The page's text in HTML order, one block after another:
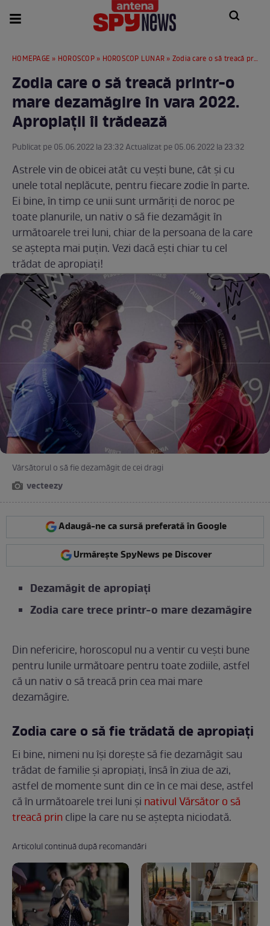
HOMEPAGE » HOROSCOP» HOROSCOP LUNAR » Zodia care o să treacă printr-o mare dezamăgire în vara 2022. Apropiații îi trădează
Zodia care o să treacă printr-o
mare dezamăgire în vara 2022.
Apropiații îi trădează
Publicat pe 05.06.2022 la 23:32 Actualizat pe 05.06.2022 la 23:32
Astrele vin de obicei atât cu vești bune, cât și cu
unele total neplăcute, pentru fiecare zodie în parte.
Ei bine, în timp ce unii sunt urmăriți de noroc pe
toate planurile, un nativ o să fie dezamăgit în
următoarele trei luni, chiar de la persoana de la care
se aștepta mai puțin. Vezi dacă ești chiar tu cel
trădat de apropiați!
Vârsătorul o să fie dezamăgit de cei dragi
vecteezy
Adaugă-ne ca sursă preferată în Google
Urmărește SpyNews pe Discover
Dezamăgit de apropiați
Zodia care trece printr-o mare dezamăgire
Din nefericire, horoscopul nu a ventir cu vești bune
pentru lunile următoare pentru toate zodiile, astfel
că un nativ o să treacă prin cea mai mare
dezamăgire.
Zodia care o să fie trădată de apropiați
Ei bine, nimeni nu își dorește să fie dezamăgit sau
trădat de familie și apropiați, însă în ziua de azi,
astfel de momente sunt din ce în ce mai dese, astfel
că în următoarele trei luni și nativul Vărsător o să
treacă princlipe la care nu se aștepta niciodată.
Articolul continuă după recomandări